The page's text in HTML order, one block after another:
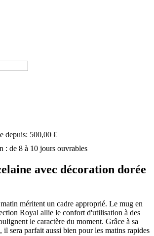
depuis: 500,00 €
: de 8 à 10 jours ouvrables
avec décoration dorée
méritent un cadre approprié. Le mug en
Royal allie le confort d'utilisation à des
le caractère du moment. Grâce à sa
il sera parfait aussi bien pour les matins rapides